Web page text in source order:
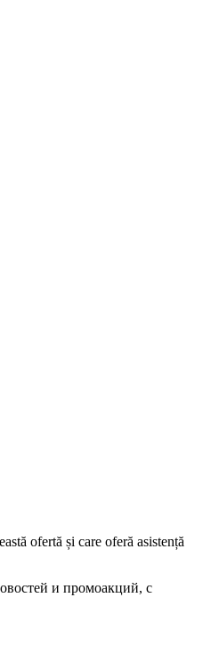
ofertă și care oferă asistență
и промоакций, с